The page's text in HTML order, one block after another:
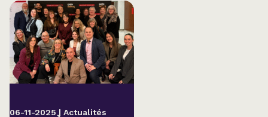
06-11-2025 | Actualités